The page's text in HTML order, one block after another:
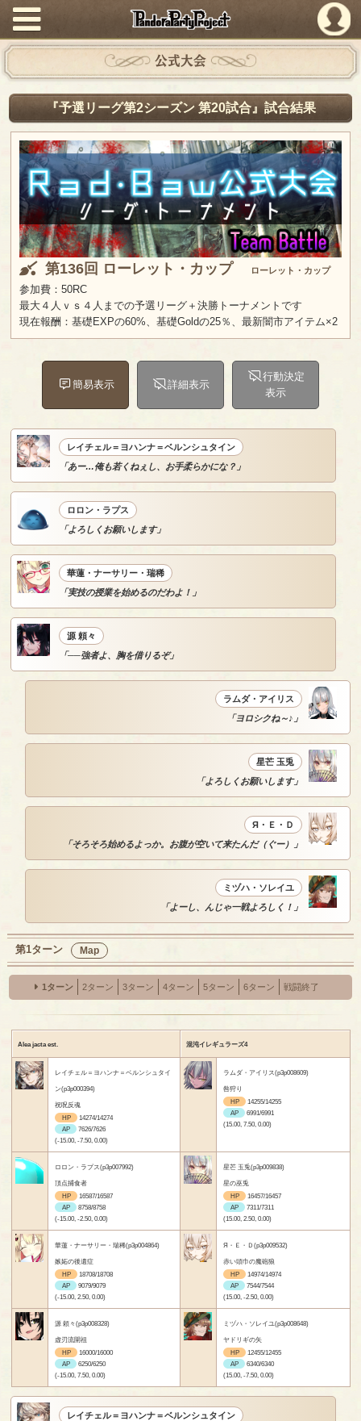
PandoraPartyProject
公式大会
『予選リーグ第2シーズン 第20試合』試合結果
第136回 ローレット・カップ ローレット・カップ
参加費：50RC
最大４人ｖｓ４人までの予選リーグ＋決勝トーナメントです
現在報酬：基礎EXPの60%、基礎Goldの25％、最新闇市アイテム×2
簡易表示 詳細表示
行動決定
表示
レイチェル＝ヨハンナ＝ベルンシュタイン
「あー…俺も若くねぇし、お手柔らかにな？」
ロロン・ラプス
「よろしくお願いします」
華蓮・ナーサリー・瑞稀
「実技の授業を始めるのだわよ！」
源 頼々
「──強者よ、胸を借りるぞ」
ラムダ・アイリス
「ヨロシクね～♪」
星芒 玉兎
「よろしくお願いします」
Я・Ｅ・Ｄ
「そろそろ始めるよっか。お腹が空いて来たんだ（ぐー）」
ミヅハ・ソレイユ
「よーし、んじゃ一戦よろしく！」
第1ターン Map
1ターン 2ターン 3ターン 4ターン 5ターン 6ターン 戦闘終了
Alea jacta est. 混沌イレギュラーズ4
レイチェル＝ヨハンナ＝ベルンシュタイ
ン(p3p000394)
祝呪反魂
HP
14274/14274
AP
7626/7626
(-15.00, -7.50, 0.00)
ラムダ・アイリス(p3p008609)
咎狩り
HP
14255/14255
AP
6991/6991
(15.00, 7.50, 0.00)
ロロン・ラプス(p3p007992)
頂点捕食者
HP
16587/16587
AP
8758/8758
(-15.00, -2.50, 0.00)
星芒 玉兎(p3p009838)
星の巫兎
HP
16457/16457
AP
7311/7311
(15.00, 2.50, 0.00)
華蓮・ナーサリー・瑞稀(p3p004864)
嫉妬の後遺症
HP
18708/18708
AP
9079/9079
(-15.00, 2.50, 0.00)
Я・Ｅ・Ｄ(p3p009532)
赤い頭巾の魔砲狼
HP
14974/14974
AP
7544/7544
(15.00, -2.50, 0.00)
源 頼々(p3p008328)
虚刃流開祖
HP
16000/16000
AP
6250/6250
(-15.00, 7.50, 0.00)
ミヅハ・ソレイユ(p3p008648)
ヤドリギの矢
HP
12455/12455
AP
6340/6340
(15.00, -7.50, 0.00)
レイチェル＝ヨハンナ＝ベルンシュタイン